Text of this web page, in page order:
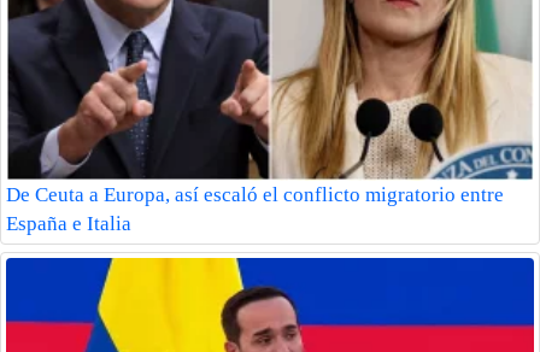
De Ceuta a Europa, así escaló el conflicto migratorio entre
España e Italia